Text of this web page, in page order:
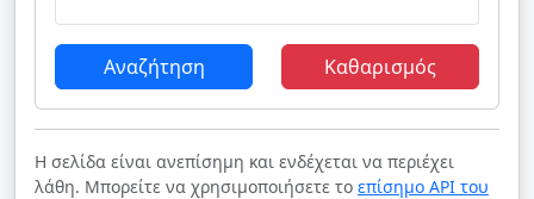
Αναζήτηση Καθαρισμός
Η σελίδα είναι ανεπίσημη και ενδέχεται να περιέχει
λάθη. Μπορείτε να χρησιμοποιήσετε το επίσημο API του